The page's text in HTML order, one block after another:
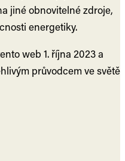
jiné obnovitelné zdroje,
energetiky.
web 1. října 2023 a
průvodcem ve světě